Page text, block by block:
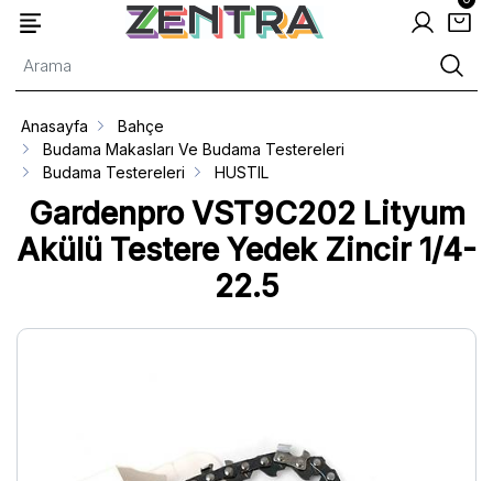
Gardenpro VST9C202 Lityum
Akülü Testere Yedek Zincir 1/4-
22.5
Anasayfa
Bahçe
Budama Makasları Ve Budama Testereleri
Budama Testereleri
HUSTIL